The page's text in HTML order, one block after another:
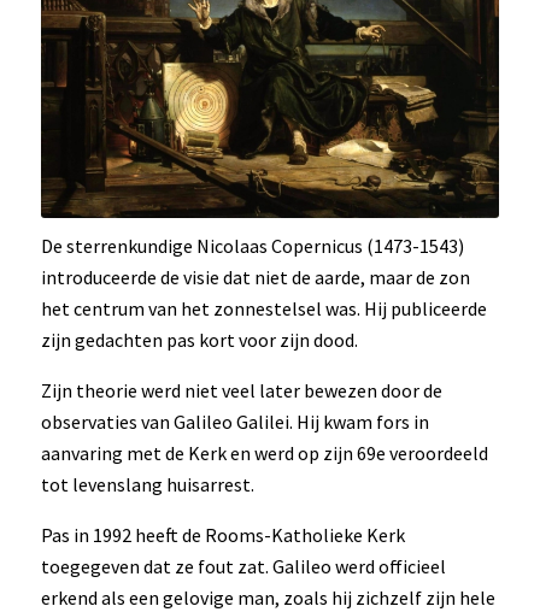
De sterrenkundige Nicolaas Copernicus (1473-1543)
introduceerde de visie dat niet de aarde, maar de zon
het centrum van het zonnestelsel was. Hij publiceerde
zijn gedachten pas kort voor zijn dood.
Zijn theorie werd niet veel later bewezen door de
observaties van Galileo Galilei. Hij kwam fors in
aanvaring met de Kerk en werd op zijn 69e veroordeeld
tot levenslang huisarrest.
Pas in 1992 heeft de Rooms-Katholieke Kerk
toegegeven dat ze fout zat. Galileo werd officieel
erkend als een gelovige man, zoals hij zichzelf zijn hele